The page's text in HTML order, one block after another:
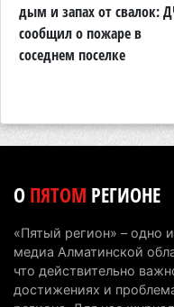
Казахстанские
образовательные
морских контейнерах
В Талгарском районе
карьера
7 августа 2026 г. 09:52
дым и запах от свалок:
сообщил о пожаре в
соседнем поселке
ОПЯТОМ РЕГИОНЕ
«Пятый регион» – одно
медиа Алматинской
что действительно
достижениях и